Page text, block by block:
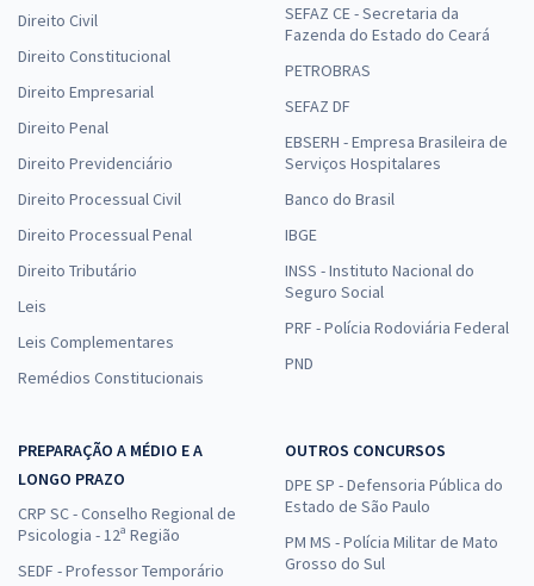
Direito Civil
Direito Constitucional
Direito Empresarial
Direito Penal
Direito Previdenciário
Direito Processual Civil
Direito Processual Penal
Direito Tributário
Leis
Leis Complementares
Remédios Constitucionais
SEFAZ CE - Secretaria da
Fazenda do Estado do Ceará
PETROBRAS
SEFAZ DF
EBSERH - Empresa Brasileira de
Serviços Hospitalares
Banco do Brasil
IBGE
INSS - Instituto Nacional do
Seguro Social
PRF - Polícia Rodoviária Federal
PND
PREPARAÇÃO A MÉDIO E A
LONGO PRAZO
CRP SC - Conselho Regional de
Psicologia - 12ª Região
SEDF - Professor Temporário
OUTROS CONCURSOS
DPE SP - Defensoria Pública do
Estado de São Paulo
PM MS - Polícia Militar de Mato
Grosso do Sul